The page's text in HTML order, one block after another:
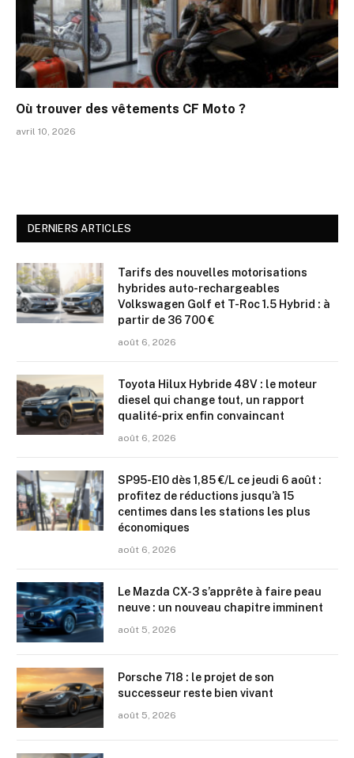
Où trouver des vêtements CF Moto ?
avril 10, 2026
DERNIERS ARTICLES
Tarifs des nouvelles motorisations
hybrides auto-rechargeables
Volkswagen Golf et T-Roc 1.5 Hybrid : à
partir de 36 700 €
août 6, 2026
Toyota Hilux Hybride 48V : le moteur
diesel qui change tout, un rapport
qualité-prix enfin convaincant
août 6, 2026
SP95-E10 dès 1,85 €/L ce jeudi 6 août :
profitez de réductions jusqu’à 15
centimes dans les stations les plus
économiques
août 6, 2026
Le Mazda CX-3 s’apprête à faire peau
neuve : un nouveau chapitre imminent
août 5, 2026
Porsche 718 : le projet de son
successeur reste bien vivant
août 5, 2026